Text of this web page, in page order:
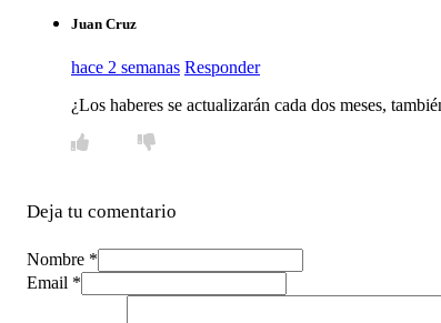
Juan Cruz
hace 2 semanas Responder
¿Los haberes se actualizarán cada dos meses,
Deja tu comentario
Nombre *
Email *